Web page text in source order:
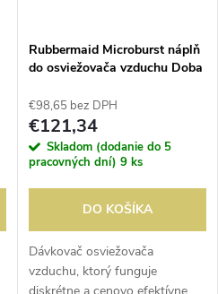
Rubbermaid Microburst náplň
do osviežovača vzduchu Doba
€98,65 bez DPH
€121,34
Skladom (dodanie do 5
pracovných dní) 9 ks
DO KOŠÍKA
Dávkovač osviežovača
vzduchu, ktorý funguje